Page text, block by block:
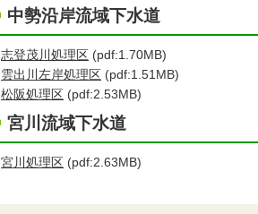
中勢沿岸流域下水道
志登茂川処理区 (pdf:1.70MB)
雲出川左岸処理区 (pdf:1.51MB)
松阪処理区 (pdf:2.53MB)
宮川流域下水道
宮川処理区 (pdf:2.63MB)